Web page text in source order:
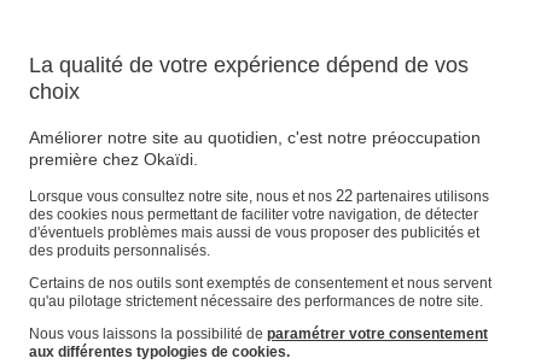
Vos informations personnelles
Suivre une commande
Panier
Favoris
La qualité de votre expérience dépend de vos
choix
Améliorer notre site au quotidien, c'est notre préoccupation
première chez Okaïdi.
Lorsque vous consultez notre site, nous et nos 22partenaires utilisons
des cookies nous permettant de faciliter votre navigation, de détecter
d'éventuels problèmes mais aussi de vous proposer des publicités et
des produits personnalisés.
Certains de nos outils sont exemptés de consentement et nous servent
qu'au pilotage strictement nécessaire des performances de notre site.
Nous vous laissons la possibilité de paramétrer votre consentement
aux différentes typologies de cookies.